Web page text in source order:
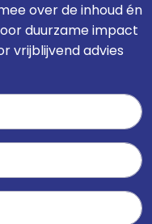
over de inhoud én
duurzame impact
vrijblijvend advies